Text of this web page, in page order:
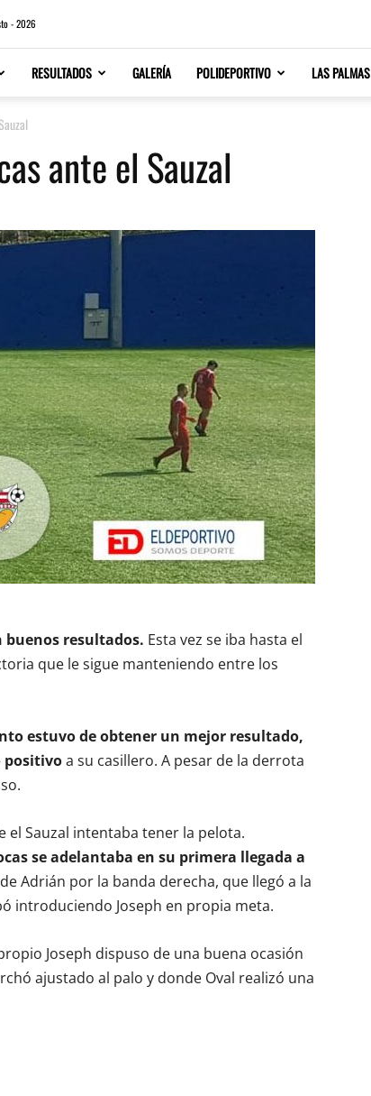
- 2026
RESULTADOS GALERÍA POLIDEPORTIVO LAS PALMAS
ante el Sauzal
buenos resultados. Esta vez se iba hasta el
que le sigue manteniendo entre los
estuvo de obtener un mejor resultado,
positivoa su casillero. A pesar de la derrota
Sauzal intentaba tener la pelota.
se adelantaba en su primera llegada a
Adrián por la banda derecha, que llegó a la
introduciendo Joseph en propia meta.
Joseph dispuso de una buena ocasión
ajustado al palo y donde Oval realizó una